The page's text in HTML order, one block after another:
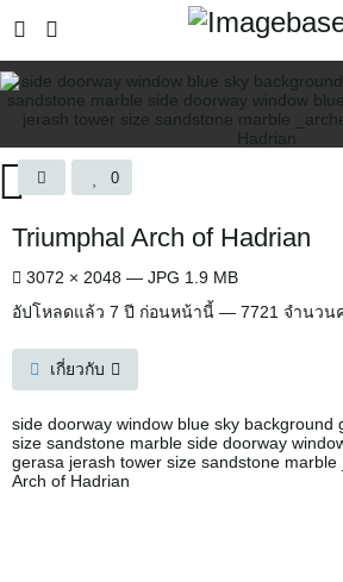
0
Triumphal Arch of Hadrian
3072 × 2048 — JPG 1.9 MB
อัปโหลดแล้ว 7 ปี ก่อนหน้านี้ — 7721 จำนวน
เกี่ยวกับ
side doorway window blue sky background
size sandstone marble side doorway
gerasa jerash tower size sandstone
Arch of Hadrian